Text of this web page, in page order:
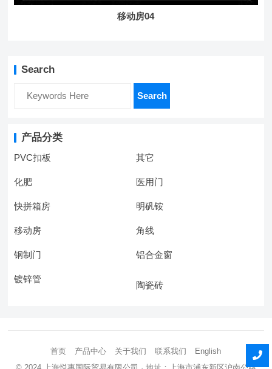
移动房04
Search
Search
产品分类
PVC扣板 其它
化肥 医用门
快拼箱房 明矾铵
移动房 角线
钢制门 铝合金窗
镀锌管
陶瓷砖
首页 产品中心 关于我们 联系我们
English